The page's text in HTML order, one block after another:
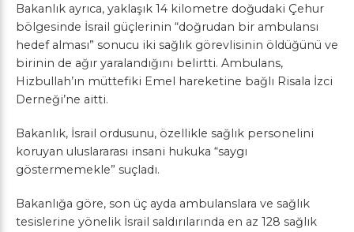
Bakanlık ayrıca, yaklaşık 14 kilometre doğudaki Çehur
bölgesinde İsrail güçlerinin “doğrudan bir ambulansı
hedef alması” sonucu iki sağlık görevlisinin öldüğünü ve
birinin de ağır yaralandığını belirtti. Ambulans,
Hizbullah’ın müttefiki Emel hareketine bağlı Risala İzci
Derneği’ne aitti.
Bakanlık, İsrail ordusunu, özellikle sağlık personelini
koruyan uluslararası insani hukuka “saygı
göstermemekle” suçladı.
Bakanlığa göre, son üç ayda ambulanslara ve sağlık
tesislerine yönelik İsrail saldırılarında en az 128 sağlık